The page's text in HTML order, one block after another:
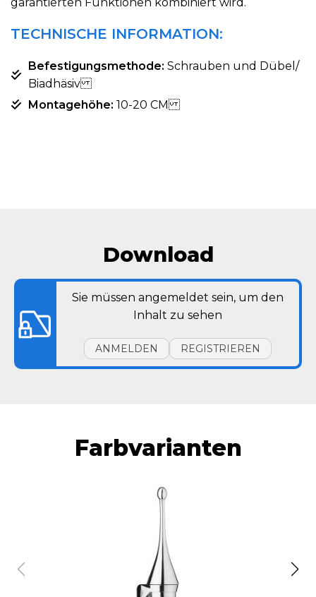
TECHNISCHE INFORMATION:
Befestigungsmethode: Schrauben und Dübel/
Biadhäsiv
Montagehöhe: 10-20 CM
Download
Sie müssen angemeldet sein, um den
Inhalt zu sehen
ANMELDEN REGISTRIEREN
Farbvarianten